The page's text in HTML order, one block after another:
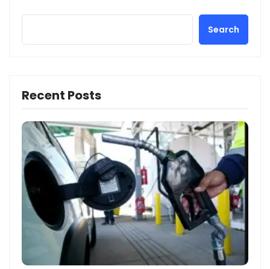
Search
Recent Posts